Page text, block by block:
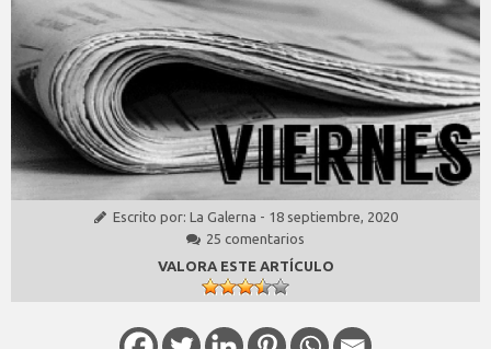
Escrito por: La Galerna - 18 septiembre, 2020
25 comentarios
VALORA ESTE ARTÍCULO